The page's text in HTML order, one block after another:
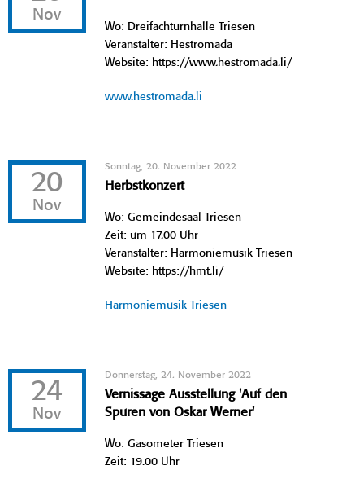
Nov
Wo: Dreifachturnhalle Triesen
Veranstalter: Hestromada
Website: https://www.hestromada.li/
www.hestromada.li
20
Nov
Sonntag, 20. November 2022
Herbstkonzert
Wo: Gemeindesaal Triesen
Zeit: um 17.00 Uhr
Veranstalter: Harmoniemusik Triesen
Website: https://hmt.li/
Harmoniemusik Triesen
24
Nov
Donnerstag, 24. November 2022
Vernissage Ausstellung 'Auf den
Spuren von Oskar Werner'
Wo: Gasometer Triesen
Zeit: 19.00 Uhr